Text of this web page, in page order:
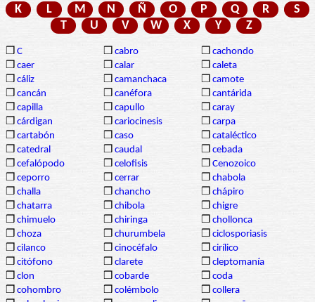
K
L M N Ñ O P Q R
S
T
U V W X Y Z
❒ C ❒ cabro ❒ cachondo
❒ caer ❒ calar ❒ caleta
❒ cáliz ❒ camanchaca ❒ camote
❒ cancán ❒ canéfora ❒ cantárida
❒ capilla ❒ capullo ❒ caray
❒ cárdigan ❒ cariocinesis ❒ carpa
❒ cartabón ❒ caso ❒ cataléctico
❒ catedral ❒ caudal ❒ cebada
❒ cefalópodo ❒ celofisis ❒ Cenozoico
❒ ceporro ❒ cerrar ❒ chabola
❒ challa ❒ chancho ❒ chápiro
❒ chatarra ❒ chibola ❒ chigre
❒ chimuelo ❒ chiringa ❒ chollonca
❒ choza ❒ churumbela ❒ ciclosporiasis
❒ cilanco ❒ cinocéfalo ❒ cirílico
❒ citófono ❒ clarete ❒ cleptomanía
❒ clon ❒ cobarde ❒ coda
❒ cohombro ❒ colémbolo ❒ collera